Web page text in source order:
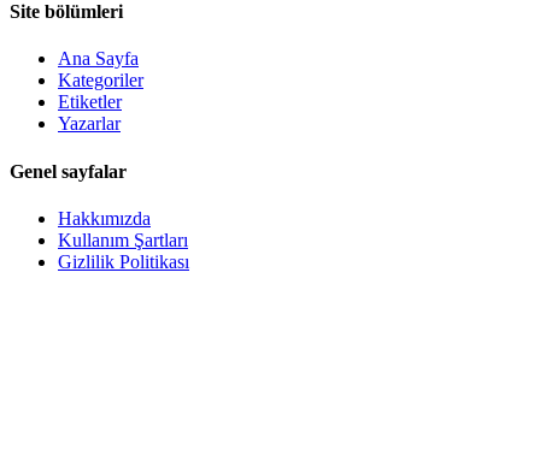
Site bölümleri
Ana Sayfa
Kategoriler
Etiketler
Yazarlar
Genel sayfalar
Hakkımızda
Kullanım Şartları
Gizlilik Politikası